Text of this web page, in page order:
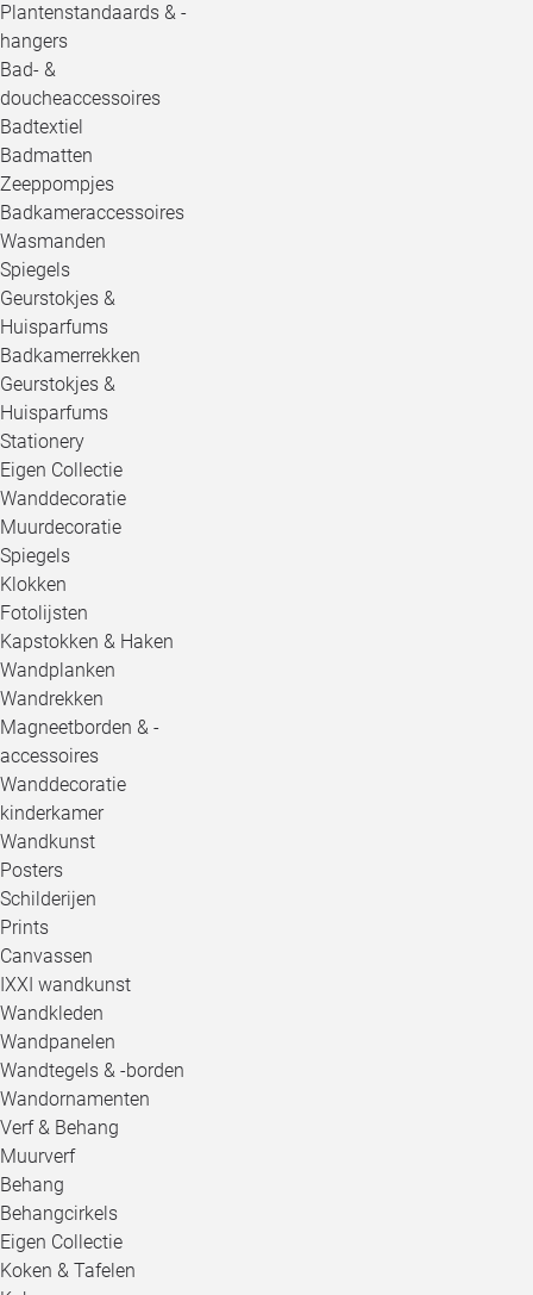
Plantenstandaards & -
hangers
Bad- &
doucheaccessoires
Badtextiel
Badmatten
Zeeppompjes
Badkameraccessoires
Wasmanden
Spiegels
Geurstokjes &
Huisparfums
Badkamerrekken
Geurstokjes &
Huisparfums
Stationery
Eigen Collectie
Wanddecoratie
Muurdecoratie
Spiegels
Klokken
Fotolijsten
Kapstokken & Haken
Wandplanken
Wandrekken
Magneetborden & -
accessoires
Wanddecoratie
kinderkamer
Wandkunst
Posters
Schilderijen
Prints
Canvassen
IXXI wandkunst
Wandkleden
Wandpanelen
Wandtegels & -borden
Wandornamenten
Verf & Behang
Muurverf
Behang
Behangcirkels
Eigen Collectie
Koken & Tafelen